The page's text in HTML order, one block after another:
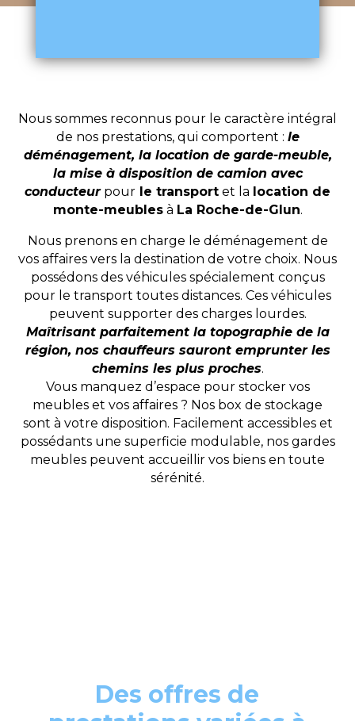
Nous sommes reconnus pour le caractère intégral
de nos prestations, qui comportent : le
déménagement, la location de garde-meuble,
la mise à disposition de camion avec
conducteurpour le transport et la location de
monte-meublesà La Roche-de-Glun.
Nous prenons en charge le déménagement de
vos affaires vers la destination de votre choix. Nous
possédons des véhicules spécialement conçus
pour le transport toutes distances. Ces véhicules
peuvent supporter des charges lourdes.
Maîtrisant parfaitement la topographie de la
région, nos chauffeurs sauront emprunter les
chemins les plus proches.
Vous manquez d’espace pour stocker vos
meubles et vos affaires ? Nos box de stockage
sont à votre disposition. Facilement accessibles et
possédants une superficie modulable, nos gardes
meubles peuvent accueillir vos biens en toute
sérénité.
Des offres de